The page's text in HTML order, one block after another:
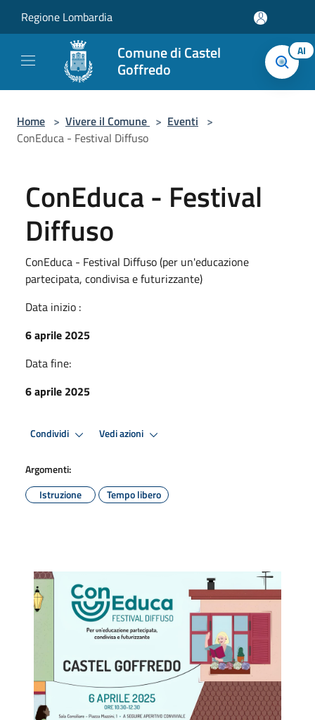
Regione Lombardia
Comune di Castel
Goffredo
AI
Home > Vivere il Comune > Eventi >
ConEduca - Festival Diffuso
ConEduca - Festival
Diffuso
ConEduca - Festival Diffuso (per un'educazione
partecipata, condivisa e futurizzante)
Data inizio :
6 aprile 2025
Data fine:
6 aprile 2025
Condividi Vedi azioni
Argomenti:
Istruzione
Tempo libero